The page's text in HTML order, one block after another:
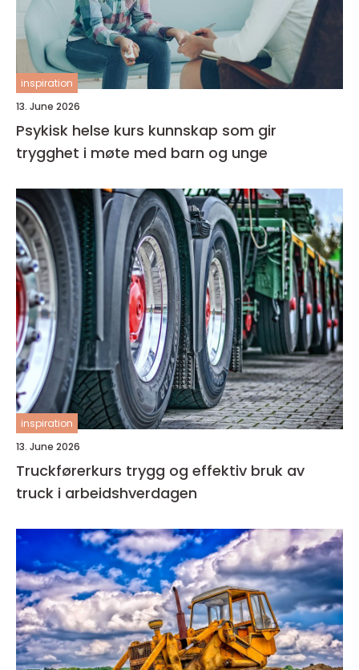
inspiration
13. June 2026
Psykisk helse kurs kunnskap som gir
trygghet i møte med barn og unge
inspiration
13. June 2026
Truckførerkurs trygg og effektiv bruk av
truck i arbeidshverdagen